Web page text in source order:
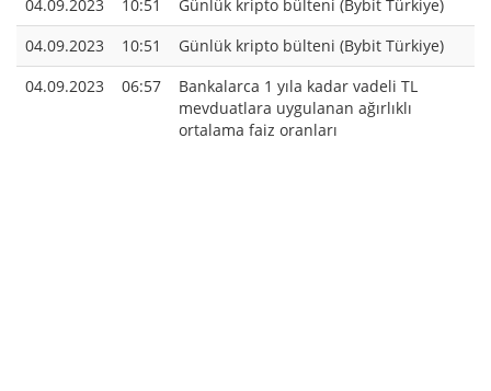
04.09.2023
10:51
Günlük kripto bülteni (Bybit Türkiye)
04.09.2023
10:51
Günlük kripto bülteni (Bybit Türkiye)
04.09.2023
06:57
Bankalarca 1 yıla kadar vadeli TL
mevduatlara uygulanan ağırlıklı
ortalama faiz oranları